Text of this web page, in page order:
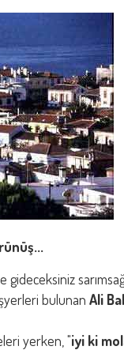
bulunan Ali
yerken, "iyi ki